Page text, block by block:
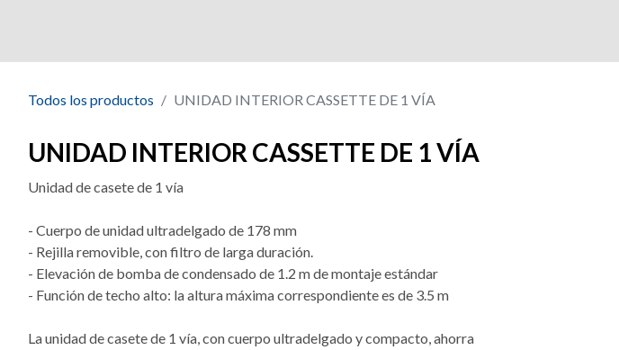
Todos los productos UNIDAD INTERIOR CASSETTE DE 1 VÍA
UNIDAD INTERIOR CASSETTE DE 1 VÍA
Unidad de casete de 1 vía
- Cuerpo de unidad ultradelgado de 178 mm
- Rejilla removible, con filtro de larga duración.
- Elevación de bomba de condensado de 1.2 m de montaje estándar
- Función de techo alto: la altura máxima correspondiente es de 3.5 m
La unidad de casete de 1 vía, con cuerpo ultradelgado y compacto, ahorra